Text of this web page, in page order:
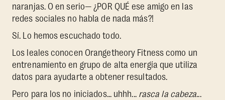
naranjas. O en serio— ¿POR QUÉ ese amigo en las
redes sociales no habla de nada más?!
Sí. Lo hemos escuchado todo.
Los leales conocen Orangetheory Fitness como un
entrenamiento en grupo de alta energía que utiliza
datos para ayudarte a obtener resultados.
Pero para los no iniciados... uhhh... rasca la cabeza...